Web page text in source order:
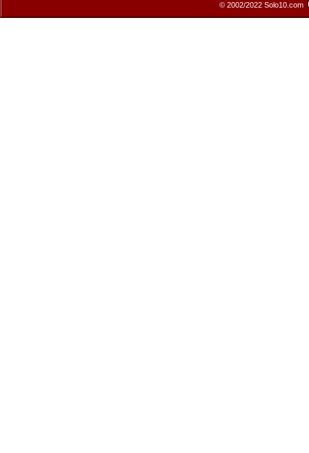
© 2002/2022 Solo10.com